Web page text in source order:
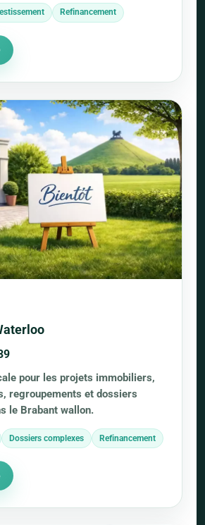
Refinancement
pour les projets immobiliers,
regroupements et dossiers
le Brabant wallon.
Dossiers complexes Refinancement